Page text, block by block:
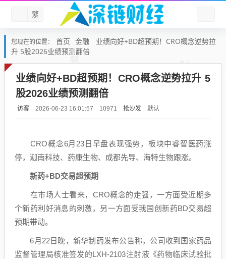
繁
您现在的位置： 首页 金融
业绩向好+BD超预期！CRO概念逆势拉
升 5股2026业绩预测翻倍
业绩向好+BD超预期！CRO概念逆势拉升 5
股2026业绩预测翻倍
访客 2026-06-23 16:01:57 10971 抢沙发 默认
CRO概念6月23日早盘表现强势，板块中睿智医药涨
停， 迦南科技、 药康生物、 成都先导、 海特生物跟涨。
新药+BD交易超预期
在市场人士看来， CRO概念的走强，一方面受近期多
个新药利好消息的刺激，另一方面受我国创新药BD交易超
预期带动。
6月22日晚， 新华制药发布公告称，公司收到国家药品
监督管理局核准签发的LXH-2103注射液《药物临床试验批